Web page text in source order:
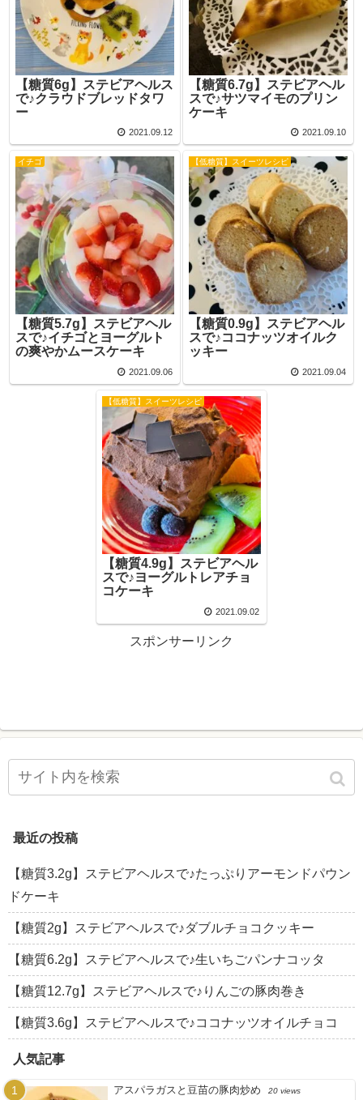
【糖質6g】ステビアヘルス
で♪クラウドブレッドタワ
ー
2021.09.12
【糖質6.7g】ステビアヘル
スで♪サツマイモのプリン
ケーキ
2021.09.10
イチゴ
【糖質5.7g】ステビアヘル
スで♪イチゴとヨーグルト
の爽やかムースケーキ
2021.09.06
【低糖質】スイーツレシピ
【糖質0.9g】ステビアヘル
スで♪ココナッツオイルク
ッキー
2021.09.04
【低糖質】スイーツレシピ
【糖質4.9g】ステビアヘル
スで♪ヨーグルトレアチョ
コケーキ
2021.09.02
スポンサーリンク
最近の投稿
【糖質3.2g】ステビアヘルスで♪たっぷりアーモンドパウン
ドケーキ
【糖質2g】ステビアヘルスで♪ダブルチョコクッキー
【糖質6.2g】ステビアヘルスで♪生いちごパンナコッタ
【糖質12.7g】ステビアヘルスで♪りんごの豚肉巻き
【糖質3.6g】ステビアヘルスで♪ココナッツオイルチョコ
人気記事
アスパラガスと豆苗の豚肉炒め 20 views